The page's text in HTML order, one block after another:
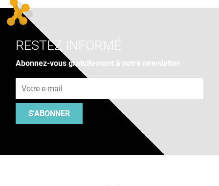
RESTEZ INFORMÉ
Abonnez-vous gratuitement à notre newsletter
S'ABONNER